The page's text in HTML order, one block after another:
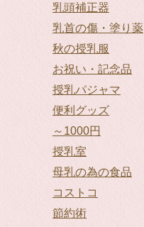
乳頭補正器
乳首の傷・塗り薬
秋の授乳服
お祝い・記念品
授乳パジャマ
便利グッズ
～1000円
授乳室
母乳の為の食品
コストコ
節約術